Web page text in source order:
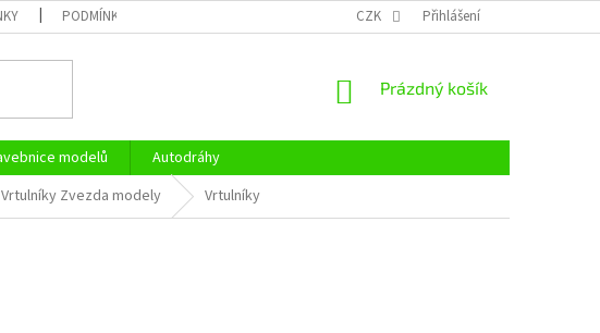
PODMÍNKY OCHRANY OSOBNÍCH ÚDAJŮ CENÍK DOPRAVY
CZK Přihlášení
NÁKUPNÍ
Prázdný košík
modelů
Autodráhy
Vrtulníky Zvezda modely Vrtulníky